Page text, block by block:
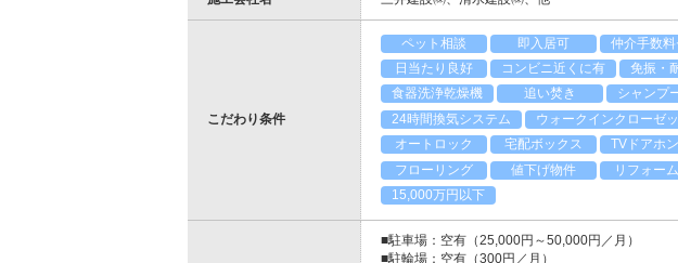
こだわり条件
ペット相談 即入居可 仲介手数料
日当たり良好
コンビニ近くに有 免振・
食器洗浄乾燥機
追い焚き シャンプ
24時間換気システム
ウォークインクローゼ
オートロック
宅配ボックス TVドアホ
フローリング
値下げ物件 リフォー
15,000万円以下
■駐車場：空有（25,000円～50,000円／月）
■駐輪場：空有（300円／月）